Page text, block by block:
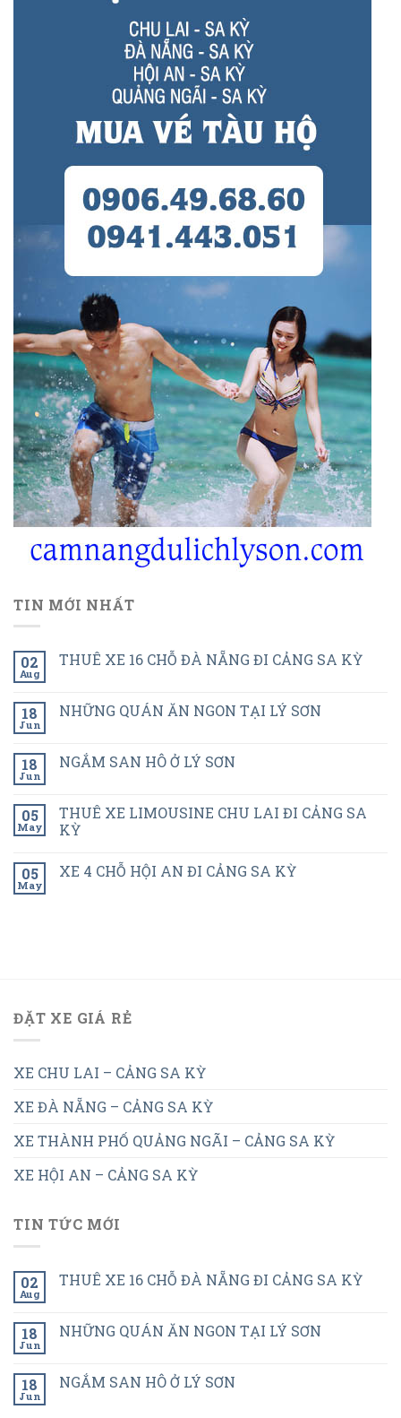
TIN MỚI NHẤT
02
Aug
THUÊ XE 16 CHỖ ĐÀ NẴNG ĐI CẢNG SA KỲ
18
Jun
NHỮNG QUÁN ĂN NGON TẠI LÝ SƠN
18
Jun
NGẮM SAN HÔ Ở LÝ SƠN
05
May
THUÊ XE LIMOUSINE CHU LAI ĐI CẢNG SA
KỲ
05
May
XE 4 CHỖ HỘI AN ĐI CẢNG SA KỲ
ĐẶT XE GIÁ RẺ
XE CHU LAI – CẢNG SA KỲ
XE ĐÀ NẴNG – CẢNG SA KỲ
XE THÀNH PHỐ QUẢNG NGÃI – CẢNG SA KỲ
XE HỘI AN – CẢNG SA KỲ
TIN TỨC MỚI
02
Aug
THUÊ XE 16 CHỖ ĐÀ NẴNG ĐI CẢNG SA KỲ
18
Jun
NHỮNG QUÁN ĂN NGON TẠI LÝ SƠN
18
Jun
NGẮM SAN HÔ Ở LÝ SƠN